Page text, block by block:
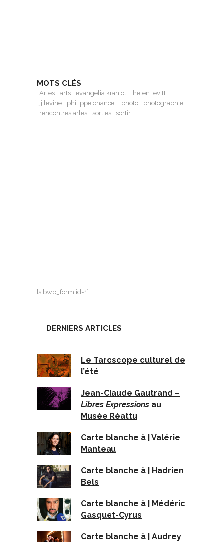
MOTS CLÉS
Arles arts evangelia kranioti
helen levitt
jj levine
philippe chancel photo
photographie
rencontres arles
sorties sortir
[sibwp_form id=1]
DERNIERS ARTICLES
Le Taroscope culturel de
l’été
Jean-Claude Gautrand –
Libres Expressions au
Musée Réattu
Carte blanche à | Valérie
Manteau
Carte blanche à | Hadrien
Bels
Carte blanche à | Médéric
Gasquet-Cyrus
Carte blanche à | Audrey